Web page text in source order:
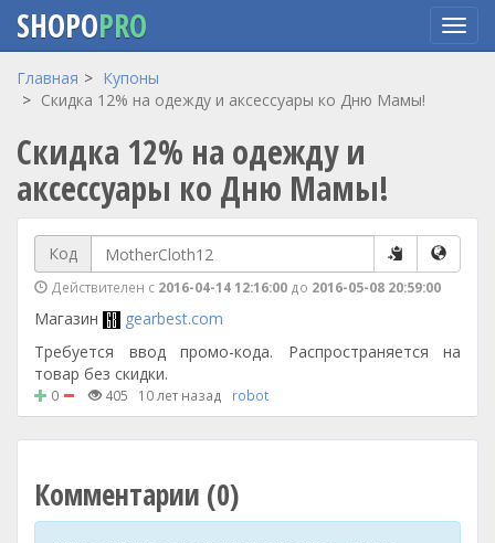
Перейти
содержанию
SHOPOPRO
Главная
Купоны
Скидка 12% на одежду и аксессуары ко Дню Мамы!
Скидка 12% на одежду и
аксессуары ко Дню Мамы!
Код
Действителен с 2016-04-14 12:16:00 до 2016-05-08 20:59:00
Магазин
gearbest.com
Требуется ввод промо-кода. Распространяется на
товар без скидки.
0 405 10 лет назад robot
Комментарии (0)